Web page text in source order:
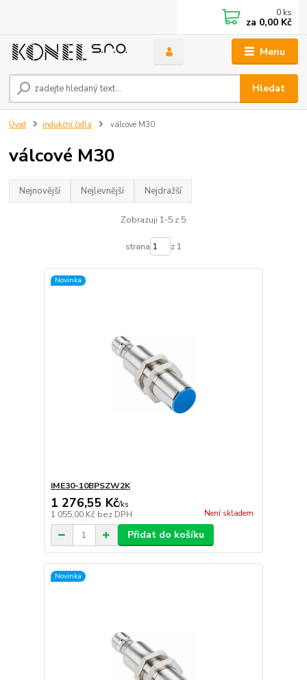
Menu
Hledat
0 ks
za 0,00 Kč
Úvod indukční čidla válcové M30
válcové M30
Nejnovější Nejlevnější Nejdražší
Zobrazuji 1-5 z 5
strana z 1
Novinka
IME30-10BPSZW2K
1 276,55 Kč/ks
1 055,00 Kč bez DPH Není skladem
Přidat do košíku
Novinka